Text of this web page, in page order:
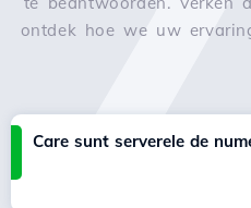
ontdek hoe we uw
Care sunt serverele de